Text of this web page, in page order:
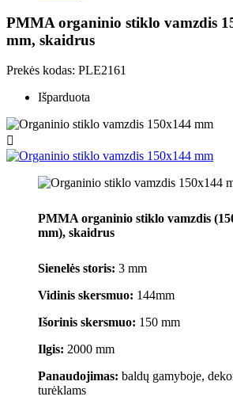
PMMA organinio stiklo vamzdis
mm, skaidrus
Prekės kodas: PLE2161
Išparduota

PMMA organinio stiklo vamzdis
mm), skaidrus
Sienelės storis: 3 mm
Vidinis skersmuo: 144mm
Išorinis skersmuo: 150 mm
Ilgis: 2000 mm
Panaudojimas: baldų gamyboje,
turėklams